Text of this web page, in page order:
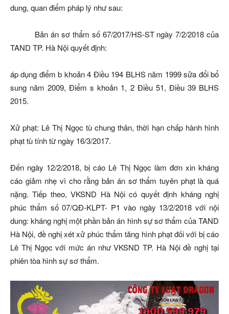
dung, quan điểm pháp lý như sau:
Bản án sơ thẩm số 67/2017/HS-ST ngày 7/2/2018 của
TAND TP. Hà Nội quyết định:
áp dụng điểm b khoản 4 Điều 194 BLHS năm 1999 sửa đổi bổ
sung năm 2009, Điểm s khoản 1, 2 Điều 51, Điều 39 BLHS
2015.
Xử phạt: Lê Thị Ngọc tù chung thân, thời hạn chấp hành hình
phạt tù tính từ ngày 16/3/2017.
Đến ngày 12/2/2018, bị cáo Lê Thị Ngọc làm đơn xin kháng
cáo giảm nhẹ vì cho rằng bản án sơ thẩm tuyên phạt là quá
nặng. Tiếp theo, VKSND Hà Nội có quyết định kháng nghị
phúc thẩm số 07/QĐ-KLPT- P1 vào ngày 13/2/2018 với nội
dung: kháng nghị một phần bản án hình sự sơ thẩm của TAND
Hà Nội, đề nghị xét xử phúc thẩm tăng hình phạt đối với bị cáo
Lê Thị Ngọc với mức án như VKSND TP. Hà Nội đề nghị tại
phiên tòa hình sự sơ thẩm.